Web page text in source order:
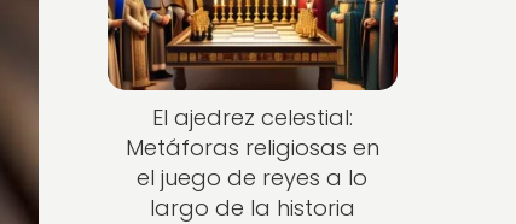
El ajedrez celestial:
Metáforas religiosas en
el juego de reyes a lo
largo de la historia